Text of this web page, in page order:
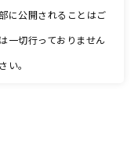
に公開されることはご
一切行っておりません
い。